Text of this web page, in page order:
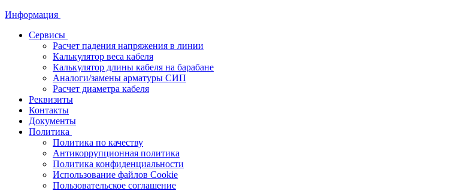
Информация
Сервисы
Расчет падения напряжения в линии
Калькулятор веса кабеля
Калькулятор длины кабеля на барабане
Аналоги/замены арматуры СИП
Расчет диаметра кабеля
Реквизиты
Контакты
Документы
Политика
Политика по качеству
Антикоррупционная политика
Политика конфиденциальности
Использование файлов Cookie
Пользовательское соглашение